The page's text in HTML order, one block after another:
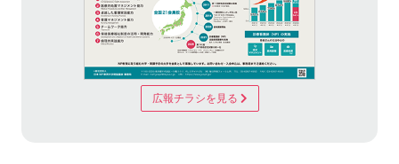
広報チラシを見る